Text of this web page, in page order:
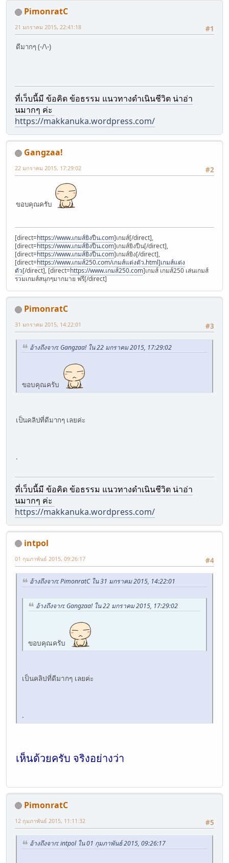
PimonratC
#1
21 มกราคม 2015, 22:41:18
ดีมากๆ (-/\-)
ที่เว็บนี้มี ข้อคิด ข้อธรรม แนวทางดำเนินชีวิต น่าอ่า
นมากๆ ค่ะ
https://makkanuka.wordpress.com/
Gangzaa!
#2
22 มกราคม 2015, 17:29:02
ขอบคุณครับ
[direct=https://www.เกมส์ยิงปืน.com]เกมส์[/direct],
[direct=https://www.เกมส์ยิงปืน.com]เกมส์ยิงปืน[/direct],
[direct=https://www.เกมส์ยิงปืน.com]เกมส์ยิง[/direct],
[direct=https://www.เกมส์250.com/เกมส์แต่งตัว.html]เกมส์แต่ง
ตัว[/direct], [direct=https://www.เกมส์250.com]เกมส์ เกมส์250 เล่นเกมส์
รวมเกมส์สนุกๆมากมาย ฟรี[/direct]
PimonratC
#3
31 มกราคม 2015, 14:22:01
อ้างถึงจาก: Gangzaa! ใน 22 มกราคม 2015, 17:29:02
ขอบคุณครับ
เป็นคลิปที่ดีมากๆ เลยค่ะ
.
ที่เว็บนี้มี ข้อคิด ข้อธรรม แนวทางดำเนินชีวิต น่าอ่า
นมากๆ ค่ะ
https://makkanuka.wordpress.com/
intpol
#4
01 กุมภาพันธ์ 2015, 09:26:17
อ้างถึงจาก: PimonratC ใน 31 มกราคม 2015, 14:22:01
อ้างถึงจาก: Gangzaa! ใน 22 มกราคม 2015, 17:29:02
ขอบคุณครับ
เป็นคลิปที่ดีมากๆ เลยค่ะ
.
เห็นด้วยครับ จริงอย่างว่า
PimonratC
#5
12 กุมภาพันธ์ 2015, 11:11:32
อ้างถึงจาก: intpol ใน 01 กุมภาพันธ์ 2015, 09:26:17